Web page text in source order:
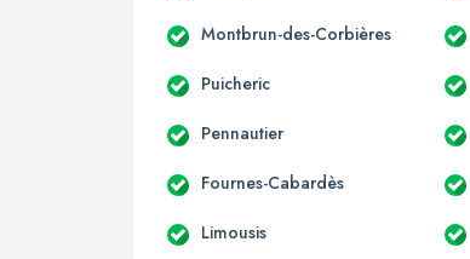
Montbrun-des-Corbières
Puicheric
Pennautier
Fournes-Cabardès
Limousis